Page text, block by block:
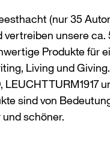
(nur 35
vertreiben unsere
Produkte für
Living und
LEUCHTTURM1917
sind von
schöner.